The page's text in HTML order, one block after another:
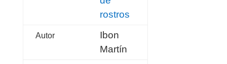
rostros
Autor
Ibon
Martín